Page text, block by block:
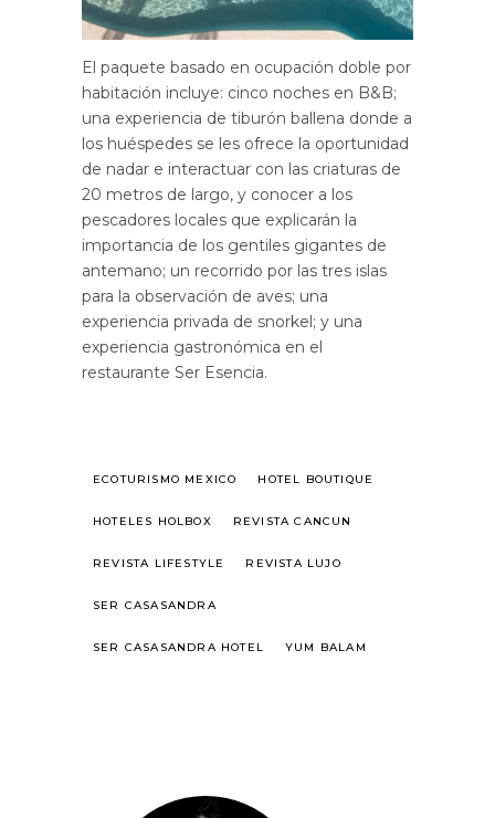
El paquete basado en ocupación doble por
habitación incluye: cinco noches en B&B;
una experiencia de tiburón ballena donde a
los huéspedes se les ofrece la oportunidad
de nadar e interactuar con las criaturas de
20 metros de largo, y conocer a los
pescadores locales que explicarán la
importancia de los gentiles gigantes de
antemano; un recorrido por las tres islas
para la observación de aves; una
experiencia privada de snorkel; y una
experiencia gastronómica en el
restaurante Ser Esencia.
ECOTURISMO MEXICO HOTEL BOUTIQUE
HOTELES HOLBOX REVISTA CANCUN
REVISTA LIFESTYLE REVISTA LUJO
SER CASASANDRA
SER CASASANDRA HOTEL YUM BALAM